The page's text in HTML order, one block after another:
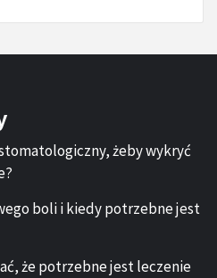
żeby wykryć
boli i kiedy potrzebne jest
że potrzebne jest leczenie